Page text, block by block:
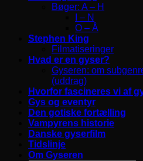
Bøger: A – H
I – N
O – Å
Stephen King
Filmatiseringer
Hvad er en gyser?
Gyseren: om
(uddrag)
Hvorfor fascineres vi af
Gys og eventyr
Den gotiske fortælling
Vampyrens historie
Danske gyserfilm
Tidslinje
Om Gyseren